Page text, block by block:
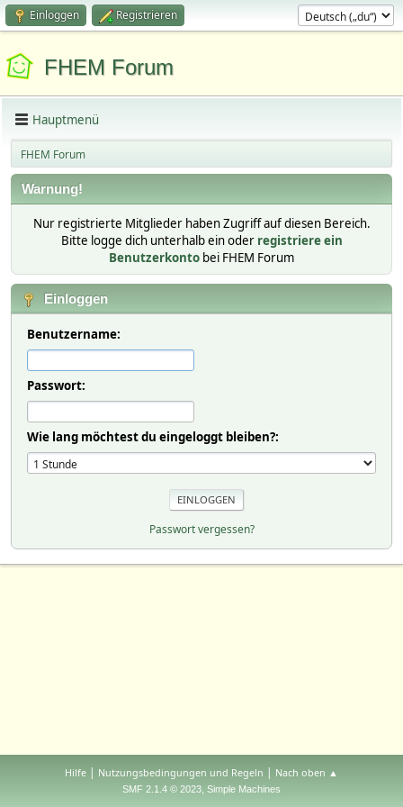
Einloggen Registrieren
FHEM Forum
Hauptmenü
FHEM Forum
Warnung!
Nur registrierte Mitglieder haben Zugriff auf diesen Bereich.
Bitte logge dich unterhalb ein oder registriere ein
Benutzerkonto bei FHEM Forum
Einloggen
Benutzername:
Passwort:
Wie lang möchtest du eingeloggt bleiben?:
Passwort vergessen?
Hilfe | Nutzungsbedingungen und Regeln | Nach oben ▲
SMF 2.1.4 © 2023, Simple Machines